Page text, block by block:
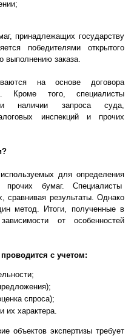
принадлежащих государству
победителями открытого
выполнению заказа.
на основе договора
Кроме того, специалисты
наличии запроса суда,
инспекций и прочих
для определения
бумаг. Специалисты
сравнивая результаты. Однако
метод. Итоги, полученные в
от особенностей
с учетом:
спроса);
их характера.
объектов экспертизы требует